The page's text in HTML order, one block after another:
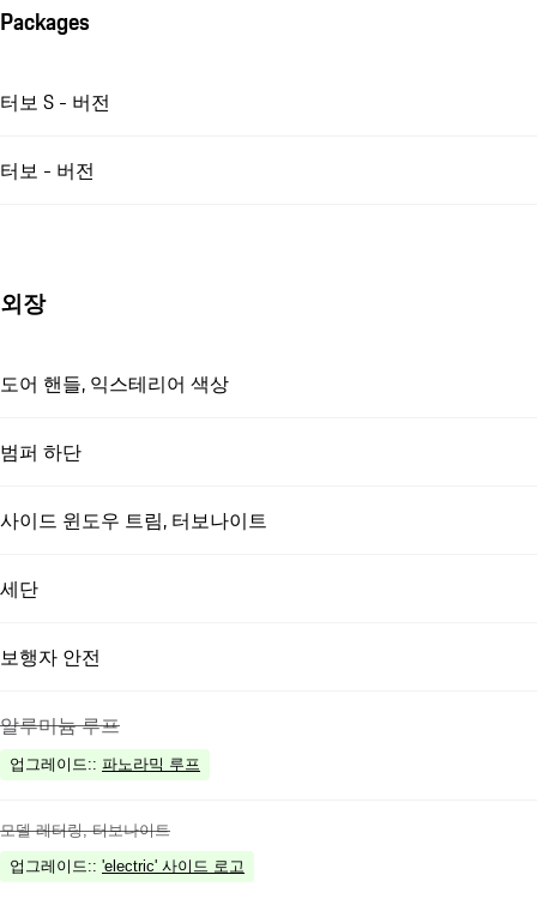
Packages
터보 S - 버전
터보 - 버전
외장
도어 핸들, 익스테리어 색상
범퍼 하단
사이드 윈도우 트림, 터보나이트
세단
보행자 안전
알루미늄 루프
업그레이드:: 파노라믹 루프
모델 레터링, 터보나이트
업그레이드:: 'electric' 사이드 로고